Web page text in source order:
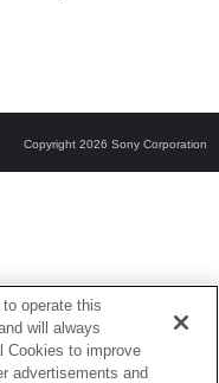
Copyright 2026 Sony Corporation
operate this
will always
Cookies to improve
advertisements and